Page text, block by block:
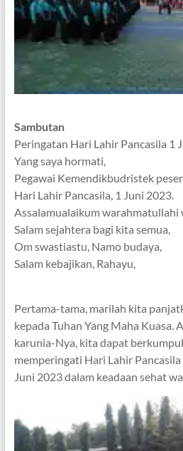
Sambutan
Peringatan Hari Lahir Pancasila 1
Yang saya hormati,
Pegawai Kemendikbudristek
Hari Lahir Pancasila, 1 Juni 2023.
Assalamualaikum warahmatullahi
Salam sejahtera bagi kita semua,
Om swastiastu, Namo budaya,
Salam kebajikan, Rahayu,
Pertama-tama, marilah kita
kepada Tuhan Yang Maha Kuasa.
karunia-Nya, kita dapat
memperingati Hari Lahir Pancasila
Juni 2023 dalam keadaan sehat